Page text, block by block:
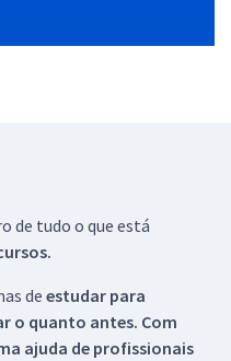
de tudo o que está
de estudar para
o quanto antes. Com
ajuda de profissionais